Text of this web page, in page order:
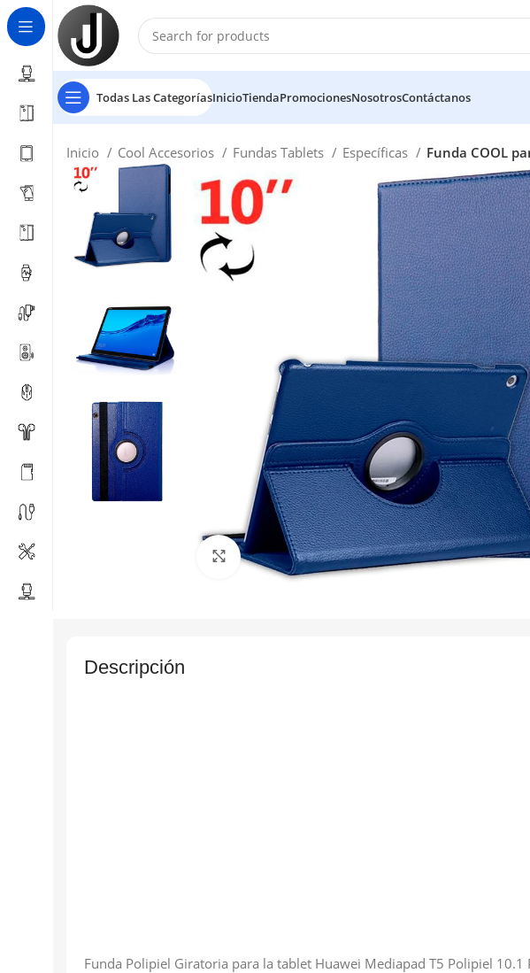
Todas Las CategoríasInicioTiendaPromocionesNosotrosContáctanos
Inicio Cool Accesorios Fundas Tablets Específicas Funda COOL
Click to enlarge
Descripción
Funda Polipiel Giratoria para la tablet Huawei Mediapad T5 Polipiel 10.1